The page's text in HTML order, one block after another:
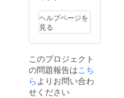
ヘルプページを
見る
このプロジェクト
の問題報告はこち
ら よりお問い合わ
せください